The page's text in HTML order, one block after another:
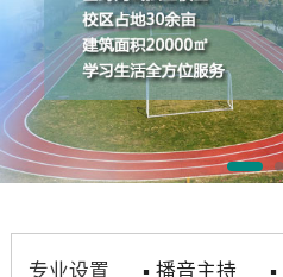
专业设置 ▪ 播音主持 ▪